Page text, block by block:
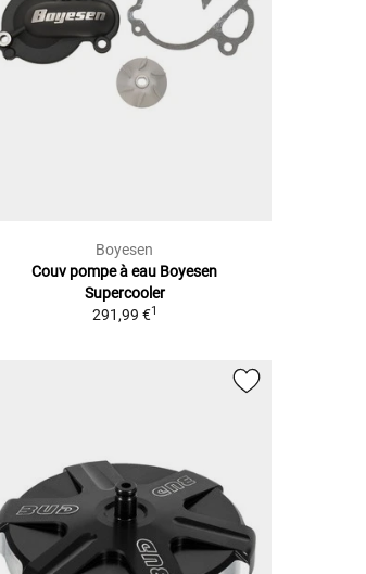
Boyesen
Couv pompe à eau Boyesen
Supercooler
291,99 €1